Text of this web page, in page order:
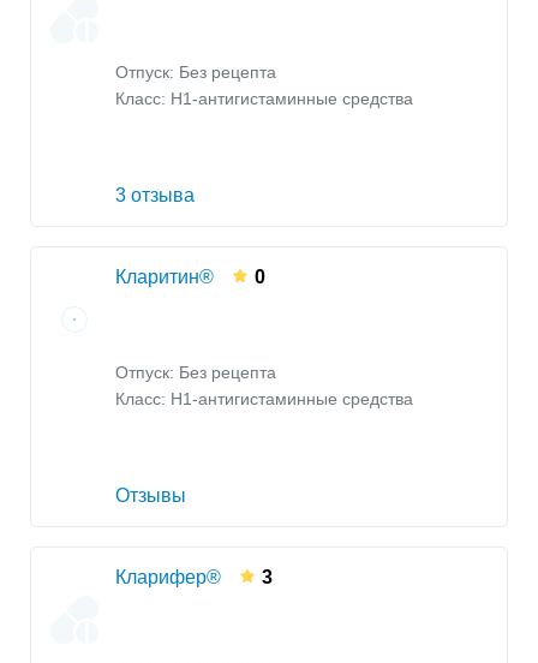
Отпуск: Без рецепта
Класс: H1-антигистаминные средства
3 отзыва
Кларитин® 0
Отпуск: Без рецепта
Класс: H1-антигистаминные средства
Отзывы
Кларифер® 3